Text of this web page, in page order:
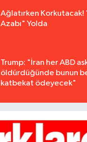
Ağlatırken Korkutacak!
Azabı" Yolda
Trump: "İran her ABD
öldürdüğünde bunun
katbekat ödeyecek"